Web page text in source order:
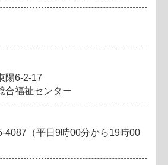
陽6-2-17
合福祉センター
（平日9時00分から19時00